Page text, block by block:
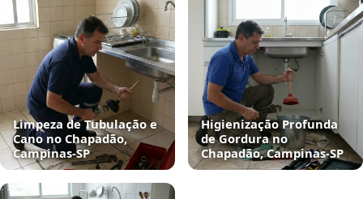
Limpeza de Tubulação e
Cano no Chapadão,
Campinas‑SP
Higienização Profunda
de Gordura no
Chapadão, Campinas‑SP